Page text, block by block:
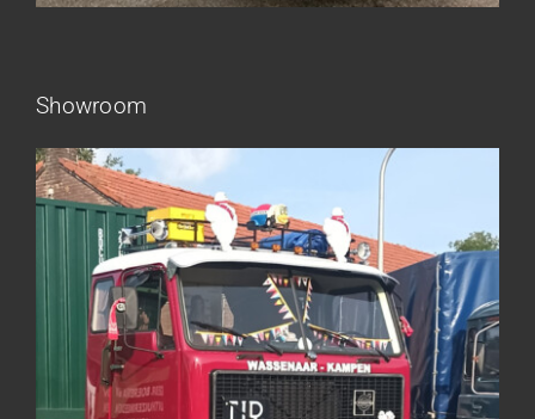
Showroom
Frieling Koos – Klazienaveen
Leeuwen van Joop – Leek